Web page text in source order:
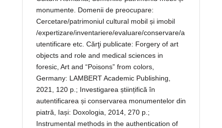
monumente. Domenii de preocupare:
Cercetare/patrimoniul cultural mobil și imobil
/expertizare/inventariere/evaluare/conservare/a
utentificare etc. Cărţi publicate: Forgery of art
objects and role and medical sciences in
foresic, Art and “Poisons” from colors,
Germany: LAMBERT Academic Publishing,
2021, 120 p.; Investigarea științifică în
autentificarea și conservarea monumentelor din
piatră, Iași: Doxologia, 2014, 270 p.;
Instrumental methods in the authentication of